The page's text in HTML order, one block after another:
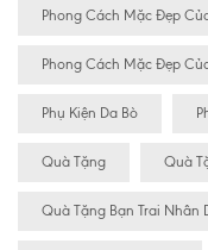
Phong Cách Mặc Đẹp
Phong Cách Mặc Đẹp
Phụ Kiện Da Bò
Quà Tặng Quà
Quà Tặng Bạn Trai Nhân